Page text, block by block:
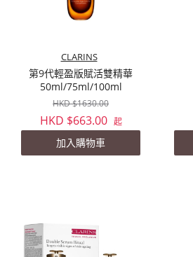
CLARINS
第9代輕盈版賦活雙精華
50ml/75ml/100ml
HKD $1630.00
HKD $663.00 起
加入購物車